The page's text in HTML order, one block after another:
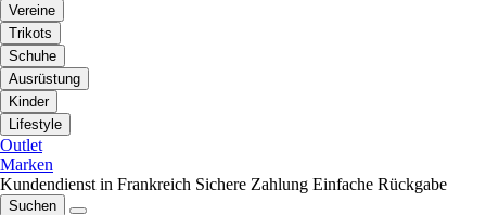
Vereine
Trikots
Schuhe
Ausrüstung
Kinder
Lifestyle
Outlet
Marken
Kundendienst in Frankreich Sichere Zahlung Einfache Rückgabe
Suchen